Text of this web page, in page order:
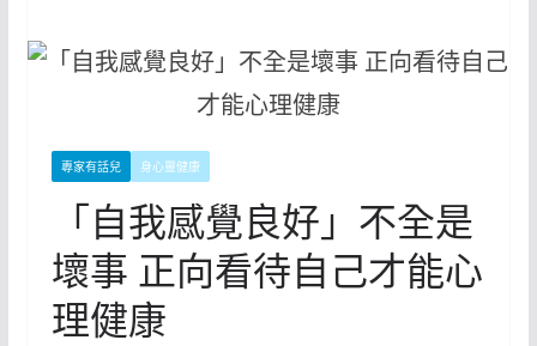
專家有話兒 身心靈健康
「自我感覺良好」不全是
壞事 正向看待自己才能心
理健康